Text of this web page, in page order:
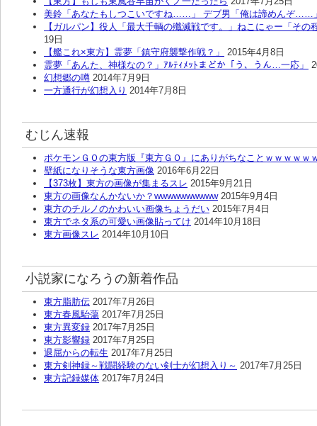
美鈴「あなたもしつこいですね……」 デブ男「俺は諦めんぞ……
【ガルパン】役人「最大千輌の殲滅戦です。」ねこにゃー「その
19日
【艦これ×東方】霊夢「鎮守府襲撃作戦？」
2015年4月8日
霊夢「あんた、神様なの？」ｱﾙﾃｨﾒｯﾄまどか「う、うん…一応」
幻想郷の噂 2014年7月9日
一方通行が幻想入り 2014年7月8日
むじん速報
ポケモンＧＯの東方版『東方ＧＯ』にありがちなことｗｗｗｗｗ
壁紙になりそうな東方画像 2016年6月22日
【373枚】東方の画像が集まるスレ 2015年9月21日
東方の画像なんかないか？wwwwwwwwww 2015年9月4日
東方のチルノのかわいい画像ちょうだい 2015年7月4日
東方でネタ系の可愛い画像貼ってけ 2014年10月18日
東方画像スレ 2014年10月10日
小説家になろうの新着作品
東方脂肪伝 2017年7月26日
東方春風駘蕩 2017年7月25日
東方異変録 2017年7月25日
東方影響録 2017年7月25日
退屈からの転生 2017年7月25日
東方剣神録～戦闘経験のない剣士が幻想入り～ 2017年7月25日
東方記録媒体 2017年7月24日